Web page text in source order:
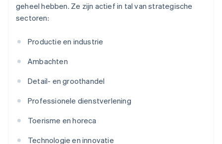
geheel hebben. Ze zijn actief in tal van strategische
sectoren:
Productie en industrie
Ambachten
Detail- en groothandel
Professionele dienstverlening
Toerisme en horeca
Technologie en innovatie